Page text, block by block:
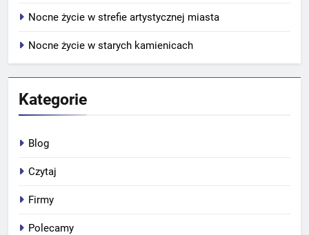
Nocne życie w strefie artystycznej miasta
Nocne życie w starych kamienicach
Kategorie
Blog
Czytaj
Firmy
Polecamy